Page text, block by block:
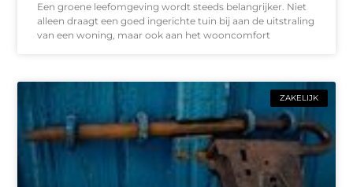
Een groene leefomgeving wordt steeds belangrijker. Niet
alleen draagt een goed ingerichte tuin bij aan de uitstraling
van een woning, maar ook aan het wooncomfort
ZAKELIJK